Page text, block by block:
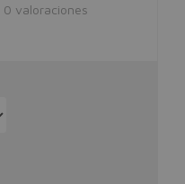
0 valoraciones